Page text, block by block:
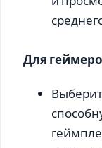
Для